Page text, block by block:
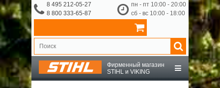
8 495 212-05-27
8 800 333-65-87
пн - пт 10:00 - 20:00
сб - вс 10:00 - 18:00
Фирменный магазин
STIHL и VIKING